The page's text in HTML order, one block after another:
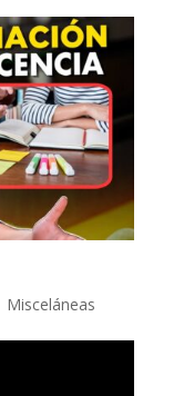
Misceláneas